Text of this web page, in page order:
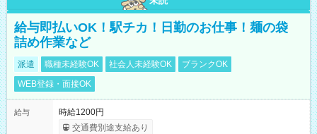
給与即払いOK！駅チカ！日勤のお仕事！麺の袋
詰め作業など
派遣 職種未経験OK 社会人未経験OK
ブランクOK
WEB登録・面接OK
給与
時給1200円
交通費別途支給あり